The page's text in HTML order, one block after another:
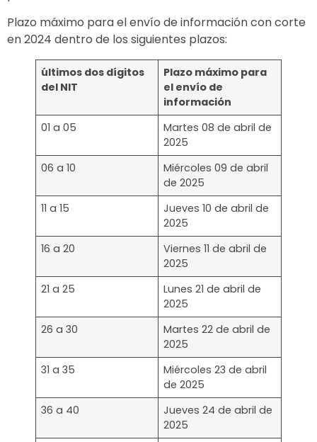
Plazo máximo para el envío de información con corte
en 2024 dentro de los siguientes plazos:
últimos dos dígitos
del NIT
Plazo máximo para
el envío de
información
01 a 05
Martes 08 de abril de
2025
06 a 10
Miércoles 09 de abril
de 2025
11 a 15
Jueves 10 de abril de
2025
16 a 20
Viernes 11 de abril de
2025
21 a 25
Lunes 21 de abril de
2025
26 a 30
Martes 22 de abril de
2025
31 a 35
Miércoles 23 de abril
de 2025
36 a 40
Jueves 24 de abril de
2025